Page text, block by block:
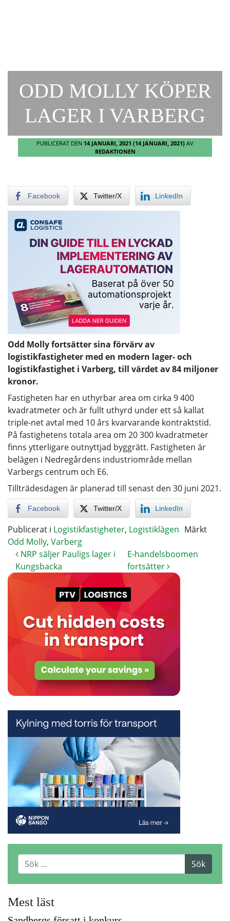
ODD MOLLY KÖPER
LAGER I VARBERG
PUBLICERAT DEN 14 JANUARI, 2021 (14 JANUARI, 2021) AV
REDAKTIONEN
Facebook Twitter/X LinkedIn
Odd Molly fortsätter sina förvärv av
logistikfastigheter med en modern lager- och
logistikfastighet i Varberg, till värdet av 84 miljoner
kronor.
Fastigheten har en uthyrbar area om cirka 9 400
kvadratmeter och är fullt uthyrd under ett så kallat
triple-net avtal med 10 års kvarvarande kontraktstid.
På fastighetens totala area om 20 300 kvadratmeter
finns ytterligare outnyttjad byggrätt. Fastigheten är
belägen i Nedregårdens industriområde mellan
Varbergs centrum och E6.
Tillträdesdagen är planerad till senast den 30 juni 2021.
Facebook Twitter/X LinkedIn
Publicerat i Logistikfastigheter, Logistiklägen Märkt
Odd Molly, Varberg
NRP säljer Pauligs lager i
Kungsbacka
E-handelsboomen
fortsätter
Mest läst